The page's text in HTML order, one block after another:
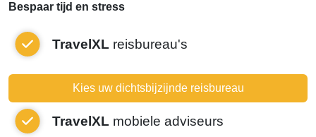
Bespaar tijd en stress
TravelXL reisbureau's
Kies uw dichtsbijzijnde reisbureau
TravelXL mobiele adviseurs